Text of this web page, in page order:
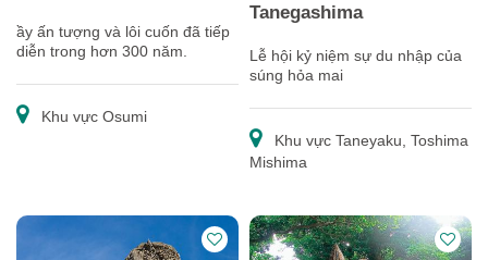
ầy ấn tượng và lôi cuốn đã tiếp
diễn trong hơn 300 năm.
Khu vực Osumi
Tanegashima
Lễ hội kỷ niệm sự du nhập của
súng hỏa mai
Khu vực Taneyaku, Toshima
Mishima